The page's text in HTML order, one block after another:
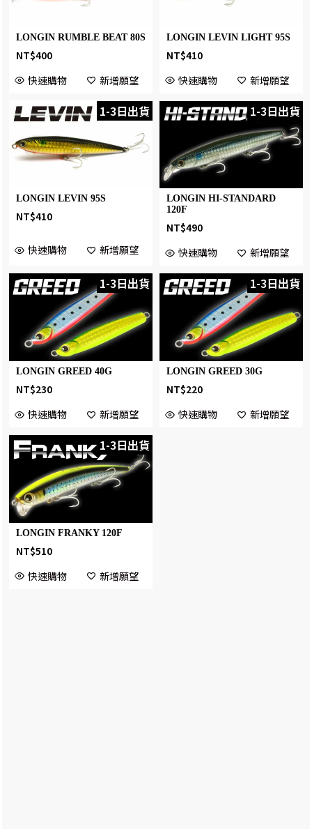
LONGIN RUMBLE BEAT 80S
NT$400
快速購物
新增願望
LONGIN LEVIN LIGHT 95S
NT$410
快速購物
新增願望
1-3日出貨
LONGIN LEVIN 95S
NT$410
快速購物 新增願望
1-3日出貨
LONGIN HI-STANDARD
120F
NT$490
快速購物
新增願望
1-3日出貨
LONGIN GREED 40G
NT$230
快速購物
新增願望
1-3日出貨
LONGIN GREED 30G
NT$220
快速購物
新增願望
1-3日出貨
LONGIN FRANKY 120F
NT$510
快速購物
新增願望